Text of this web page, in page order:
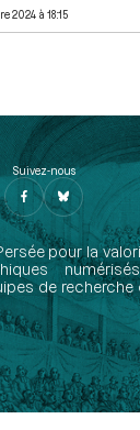
2024 à 18:15
Suivez-nous
pour la
de recherche